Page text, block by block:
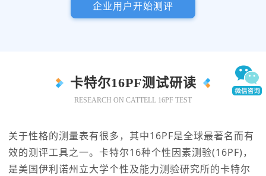
企业用户开始测评
卡特尔16PF测试研读
RESEARCH ON CATTELL 16PF TEST
关于性格的测量表有很多，其中16PF是全球最著名而有
效的测评工具之一。卡特尔16种个性因素测验(16PF)，
是美国伊利诺州立大学个性及能力测验研究所的卡特尔